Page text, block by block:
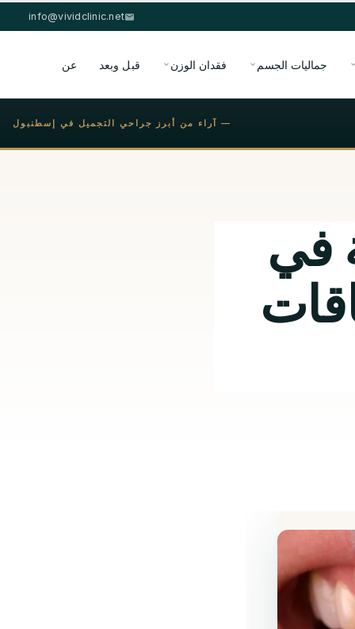
info@vividclinic.net
جماليات الجسم فقدان الوزن قبل وبعد عن
— آراء من أبرز جراحي التجميل في إسطنبول
في